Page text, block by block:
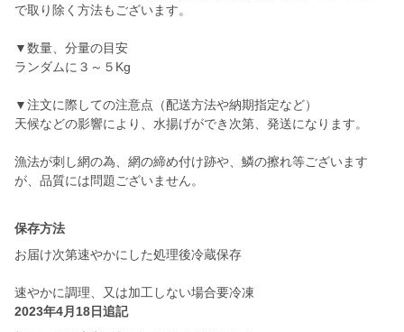
で取り除く方法もございます。
▼数量、分量の目安
ランダムに３～５Kg
▼注文に際しての注意点（配送方法や納期指定など）
天候などの影響により、水揚げができ次第、発送になります。
漁法が刺し網の為、網の締め付け跡や、鱗の擦れ等ございます
が、品質には問題ございません。
保存方法
お届け次第速やかにした処理後冷蔵保存
速やかに調理、又は加工しない場合要冷凍
2023年4月18日追記